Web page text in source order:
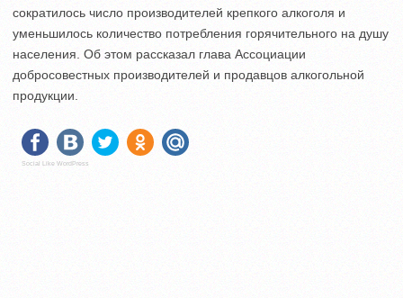
сократилось число производителей крепкого алкоголя и
уменьшилось количество потребления горячительного на душу
населения. Об этом рассказал глава Ассоциации
добросовестных производителей и продавцов алкогольной
продукции.
Social Like WordPress